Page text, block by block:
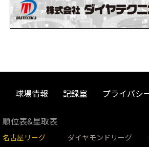
球場情報 記録室 プライバシ
順位表&星取表
名古屋リーグ
ダイヤモンドリーグ